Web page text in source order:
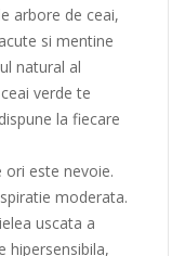
arbore de ceai,
si mentine
natural al
verde te
la fiecare
ori este nevoie.
moderata.
uscata a
hipersensibila,